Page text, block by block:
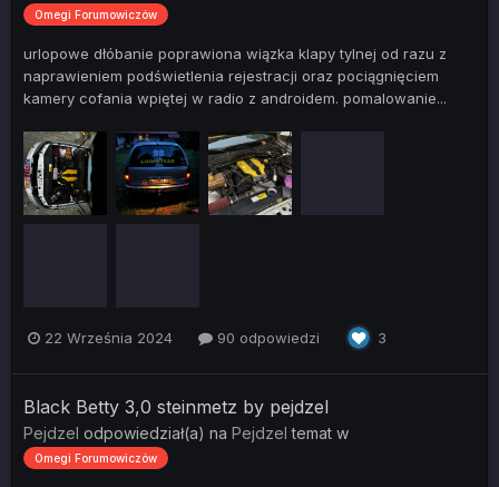
Omegi Forumowiczów
urlopowe dłóbanie poprawiona wiązka klapy tylnej od razu z
naprawieniem podświetlenia rejestracji oraz pociągnięciem
kamery cofania wpiętej w radio z androidem. pomalowanie...
22 Września 2024 90 odpowiedzi 3
Black Betty 3,0 steinmetz by pejdzel
Pejdzel odpowiedział(a) na Pejdzel temat w
Omegi Forumowiczów